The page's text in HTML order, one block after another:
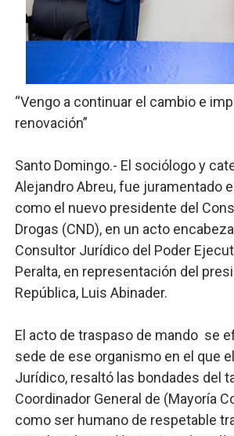
Trabajadores de la prensa y
Ministerio de Cultura anuncia
Restaurante Amigos es
Banco Popular escala 17
“Vengo a continuar el cambio e
renovación”
Santo Domingo.- El sociólogo y
Alejandro Abreu, fue juramentado
como el nuevo presidente del
Drogas (CND), en un acto
Consultor Jurídico del Poder
Peralta, en representación del
República, Luis Abinader.
El acto de traspaso de mando se
sede de ese organismo en el que
Jurídico, resaltó las bondades del
Coordinador General de (Mayoría
como ser humano de respetable